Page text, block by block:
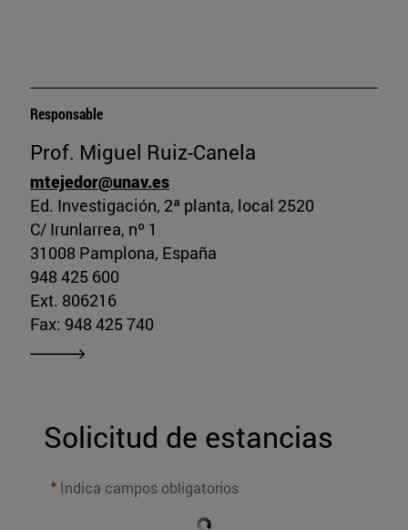
Responsable
Prof. Miguel Ruiz-Canela
mtejedor@unav.es
Ed. Investigación, 2ª planta, local 2520
C/ Irunlarrea, nº 1
31008 Pamplona, España
948 425 600
Ext. 806216
Fax: 948 425 740
Solicitud de estancias
Indica campos obligatorios